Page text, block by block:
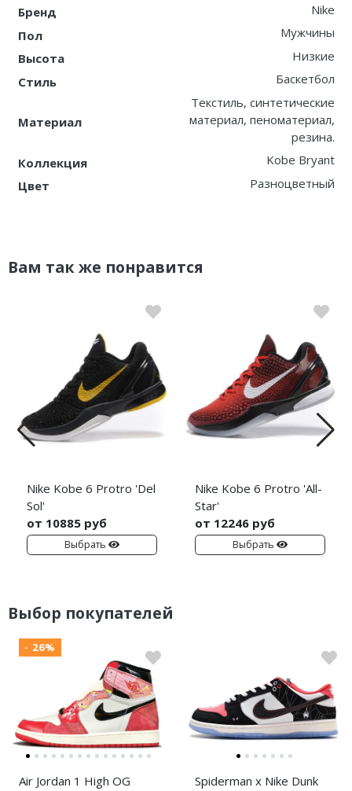
Бренд
Nike
Пол
Мужчины
Высота
Низкие
Стиль
Баскетбол
Материал
Текстиль, синтетические
материал, пеноматериал,
резина.
Коллекция
Kobe Bryant
Цвет
Разноцветный
Вам так же понравится
Nike Kobe 6 Protro 'Del
Sol'
от 10885 руб
Выбрать
Nike Kobe 6 Protro 'All-
Star'
от 12246 руб
Выбрать
Выбор покупателей
- 26%
Air Jordan 1 High OG
Spiderman x Nike Dunk